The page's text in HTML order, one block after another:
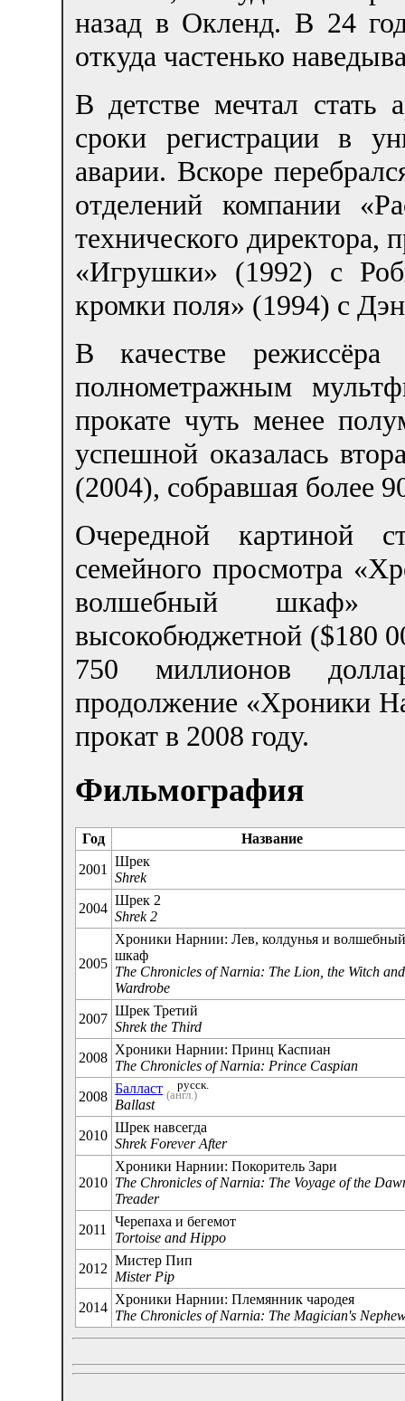
назад в Окленд. В 24
откуда частенько
В детстве мечтал стать
сроки регистрации в
аварии. Вскоре
отделений компании
технического директора,
«Игрушки» (1992) с
кромки поля» (1994) с
В качестве
полнометражным
прокате чуть менее
успешной оказалась
(2004), собравшая более
Очередной картиной
семейного просмотра
волшебный шкаф»
высокобюджетной ($180
750 миллионов
продолжение «Хроники
прокат в 2008 году.
Фильмография
Год
Название
2001
Шрек
Shrek
2004
Шрек 2
Shrek 2
2005
Хроники Нарнии: Лев, колдунья и
шкаф
The Chronicles of Narnia: The Lion, the Witch
Wardrobe
2007
Шрек Третий
Shrek the Third
2008
Хроники Нарнии: Принц Каспиан
The Chronicles of Narnia: Prince Caspian
2008
Балласт (англ.)
русск.
Ballast
2010
Шрек навсегда
Shrek Forever After
2010
Хроники Нарнии: Покоритель Зари
The Chronicles of Narnia: The Voyage of the
Treader
2011
Черепаха и бегемот
Tortoise and Hippo
2012
Мистер Пип
Mister Pip
2014
Хроники Нарнии: Племянник чародея
The Chronicles of Narnia: The Magician's